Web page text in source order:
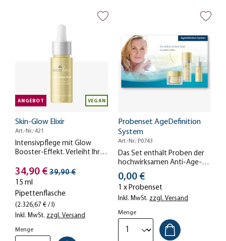
ANGEBOT VEGAN
Skin-Glow Elixir
Art.-Nr.: 421
Intensivpflege mit Glow
Booster-Effekt. Verleiht Ihrer
Leuchtkraft.
Stückpreis
34,90 € Streichpreis
39,90 €
15 ml
Pipettenflasche
(2.326,67 € / l)
Inkl. MwSt. zzgl. Versand
Menge
Probenset AgeDefinition
System
Art.-Nr.: P0743
Das Set enthält Proben der
hochwirksamen Anti-Age-
Pflege AgeDefinition System.
Jetzt kostenlos testen!
Stückpreis
0,00 €
1 x Probenset
Inkl. MwSt. zzgl. Versand
Menge